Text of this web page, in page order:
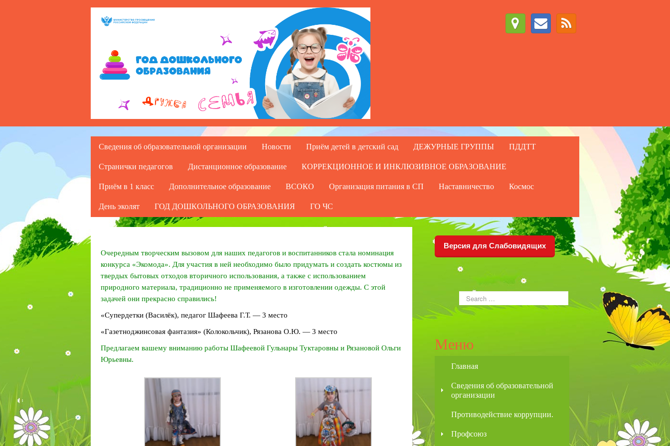
Сведения об образовательной организации Новости Приём детей в детский сад ДЕЖУРНЫЕ ГРУППЫ ПДДТТ
Странички педагогов Дистанционное образование КОРРЕКЦИОННОЕ И ИНКЛЮЗИВНОЕ ОБРАЗОВАНИЕ
Приём в 1 класс Дополнительное образование ВСОКО Организация питания в СП Наставничество Космос
День эколят ГОД ДОШКОЛЬНОГО ОБРАЗОВАНИЯ ГО ЧС
Очередным творческим вызовом для наших педагогов и воспитанников стала номинация
конкурса «Экомода». Для участия в ней необходимо было придумать и создать костюмы из
твердых бытовых отходов вторичного использования, а также с использованием
природного материала, традиционно не применяемого в изготовлении одежды. С этой
задачей они прекрасно справились!
«Супердетки (Василёк), педагог Шафеева Г.Т. — 3 место
«Газетноджинсовая фантазия» (Колокольчик), Рязанова О.Ю. — 3 место
Предлагаем вашему вниманию работы Шафеевой Гульнары Туктаровны и Рязановой Ольги
Юрьевны.
Версия для Слабовидящих
Меню
Главная
Сведения об образовательной
организации
Противодействие коррупции.
Профсоюз